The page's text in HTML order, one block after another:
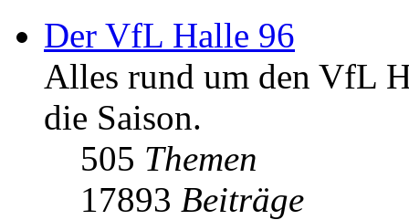
Der VfL Halle 96
Alles rund um den VfL
die Saison.
505 Themen
17893 Beiträge